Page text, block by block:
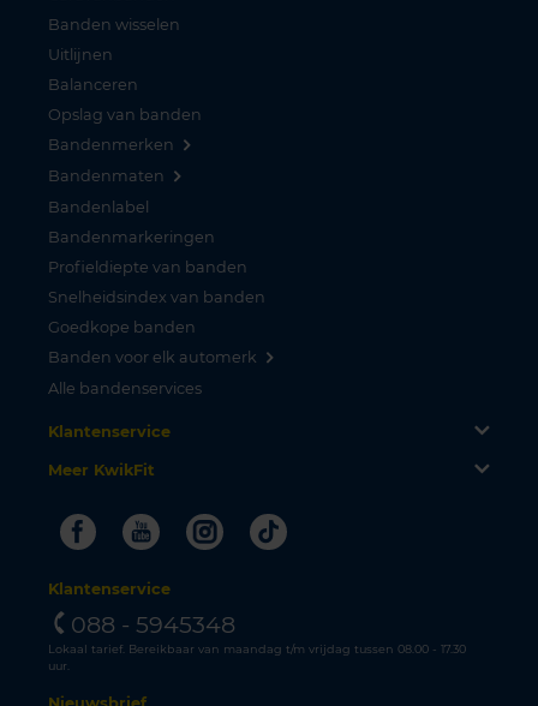
Banden wisselen
Uitlijnen
Balanceren
Opslag van banden
Bandenmerken
Bandenmaten
Bandenlabel
Bandenmarkeringen
Profieldiepte van banden
Snelheidsindex van banden
Goedkope banden
Banden voor elk automerk
Alle bandenservices
Klantenservice
Meer KwikFit
FacebookYoutubeInstagram
Tiktok
Klantenservice
088 - 5945348
Lokaal tarief. Bereikbaar van maandag t/m vrijdag tussen 08.00 - 17.30
uur.